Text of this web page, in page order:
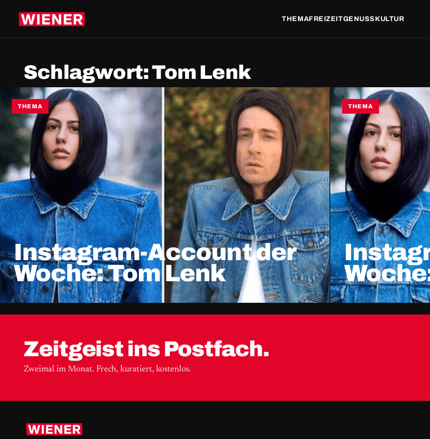
THEMAFREIZEITGENUSS KULTUR
Schlagwort:Tom Lenk
THEMA
Instagram-Account der
Woche: Tom Lenk
THEMA
Zeitgeist ins Postfach.
Zweimal im Monat. Frech, kuratiert, kostenlos.